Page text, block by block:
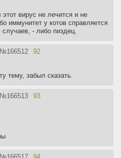
вирус не лечится и не
иммунитет у котов справляется
случаев, - либо пиздец.
№166512 92
тему, забыл сказать.
№166513 93